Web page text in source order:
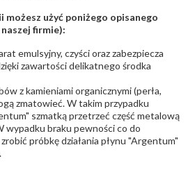
możesz użyć poniżego opisanego
firmie):
emulsyjny, czyści oraz zabezpiecza
zawartości delikatnego środka
z kamieniami organicznymi (perła,
zmatowieć. W takim przypadku
szmatką przetrzeć część metalową
wypadku braku pewności co do
próbkę działania płynu "Argentum"